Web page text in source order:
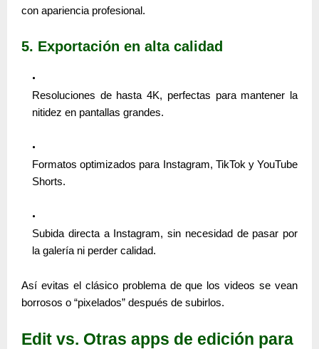
con apariencia profesional.
5. Exportación en alta calidad
Resoluciones de hasta4K, perfectas para mantener la
nitidez en pantallas grandes.
Formatos optimizados para Instagram, TikTok y YouTube
Shorts.
Subida directa a Instagram, sin necesidad de pasar por
la galería ni perder calidad.
Así evitas el clásico problema de que los videos se vean
borrosos o “pixelados” después de subirlos.
Edit vs. Otras apps de edición para